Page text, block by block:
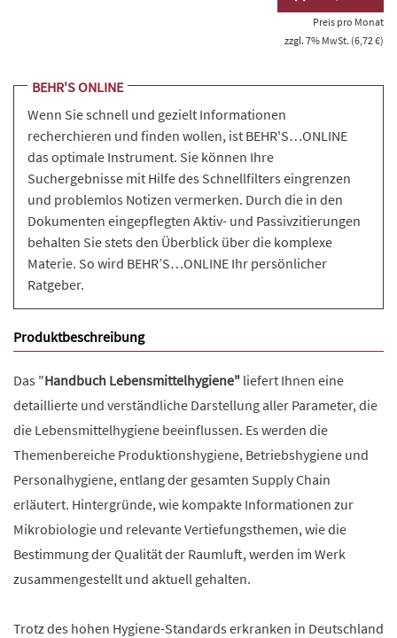
Preis pro Monat
zzgl. 7% MwSt. (6,72 €)
BEHR'S ONLINE
Wenn Sie schnell und gezielt Informationen
recherchieren und finden wollen, ist BEHR'S…ONLINE
das optimale Instrument. Sie können Ihre
Suchergebnisse mit Hilfe des Schnellfilters eingrenzen
und problemlos Notizen vermerken. Durch die in den
Dokumenten eingepflegten Aktiv- und Passivzitierungen
behalten Sie stets den Überblick über die komplexe
Materie. So wird BEHR’S…ONLINE Ihr persönlicher
Ratgeber.
Produktbeschreibung
Das "Handbuch Lebensmittelhygiene" liefert Ihnen eine
detaillierte und verständliche Darstellung aller Parameter, die
die Lebensmittelhygiene beeinflussen. Es werden die
Themenbereiche Produktionshygiene, Betriebshygiene und
Personalhygiene, entlang der gesamten Supply Chain
erläutert. Hintergründe, wie kompakte Informationen zur
Mikrobiologie und relevante Vertiefungsthemen, wie die
Bestimmung der Qualität der Raumluft, werden im Werk
zusammengestellt und aktuell gehalten.
Trotz des hohen Hygiene-Standards erkranken in Deutschland